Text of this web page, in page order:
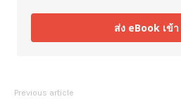
ส่ง eBook เข้า
Previous article